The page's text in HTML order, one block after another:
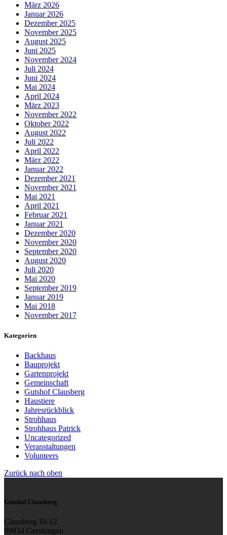
März 2026
Januar 2026
Dezember 2025
November 2025
August 2025
Juni 2025
November 2024
Juli 2024
Juni 2024
Mai 2024
April 2024
März 2023
November 2022
Oktober 2022
August 2022
Juli 2022
April 2022
März 2022
Januar 2022
Dezember 2021
November 2021
Mai 2021
April 2021
Februar 2021
Januar 2021
Dezember 2020
November 2020
September 2020
August 2020
Juli 2020
Mai 2020
September 2019
Januar 2019
Mai 2018
November 2017
Kategorien
Backhaus
Bauprojekt
Gartenprojekt
Gemeinschaft
Gutshof Clausberg
Haustiere
Jahresrückblick
Strohhaus
Strohhaus Patrick
Uncategorized
Veranstaltungen
Volunteers
Zurück nach oben
Gutshof Clausberg
Clausberg 10-12
99834 Gerstungen